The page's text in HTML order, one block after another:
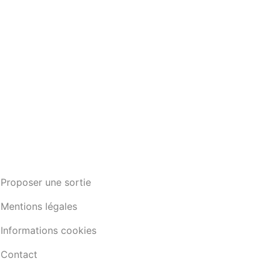
Proposer une sortie
Mentions légales
Informations cookies
Contact